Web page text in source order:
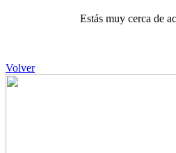
Estás muy cerca de
Volver